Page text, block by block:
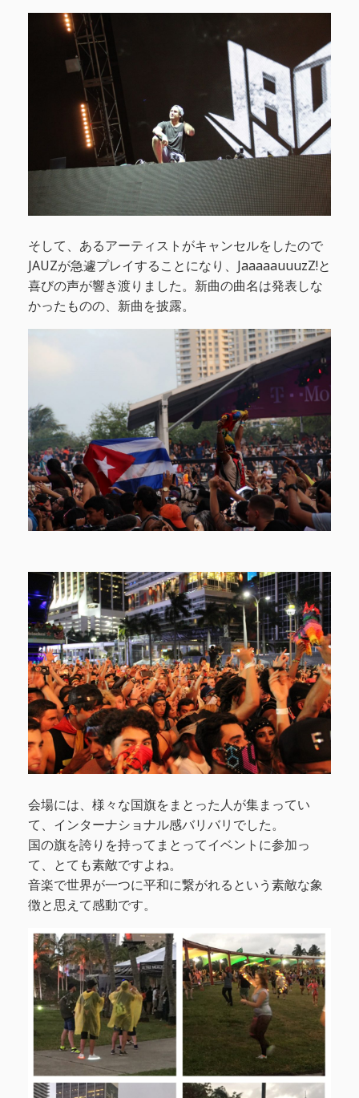
そして、あるアーティストがキャンセルをしたので
JAUZが急遽プレイすることになり、JaaaaauuuzZ!と
喜びの声が響き渡りました。新曲の曲名は発表しな
かったものの、新曲を披露。
会場には、様々な国旗をまとった人が集まってい
て、インターナショナル感バリバリでした。
国の旗を誇りを持ってまとってイベントに参加っ
て、とても素敵ですよね。
音楽で世界が一つに平和に繋がれるという素敵な象
徴と思えて感動です。